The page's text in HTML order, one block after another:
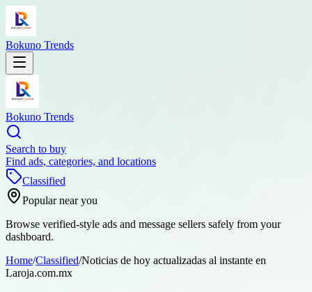
Bokuno Trends
Bokuno Trends
Search to buy
Find ads, categories, and locations
Classified
Popular near you
Browse verified-style ads and message sellers safely from your
dashboard.
Home/Classified/Noticias de hoy actualizadas al instante en
Laroja.com.mx